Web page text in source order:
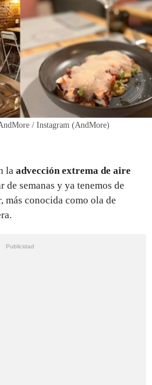
/ Instagram (AndMore)
la advección extrema de aire
de semanas y ya tenemos de
más conocida como ola de